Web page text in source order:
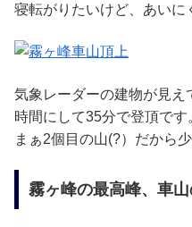
寝転がりたいけど、あいに
気象レーダーの建物が見え
時間にして35分で登頂です
まぁ2個目の山(?）だから
霧ヶ峰の最高峰、車